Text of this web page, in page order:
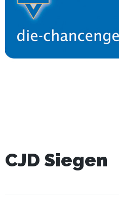
CJD Siegen